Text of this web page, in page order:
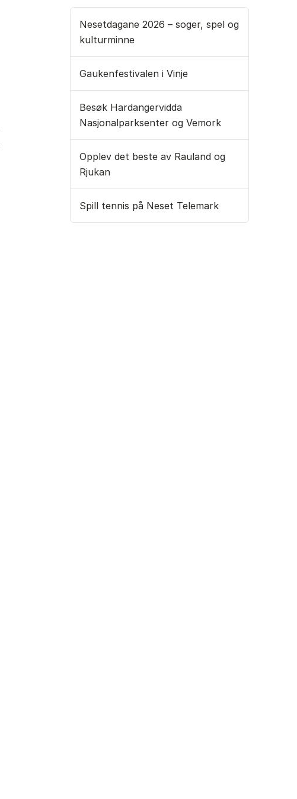
Nesetdagane 2026 – soger, spel og
kulturminne
Gaukenfestivalen i Vinje
Besøk Hardangervidda
Nasjonalparksenter og Vemork
Opplev det beste av Rauland og
Rjukan
Spill tennis på Neset Telemark